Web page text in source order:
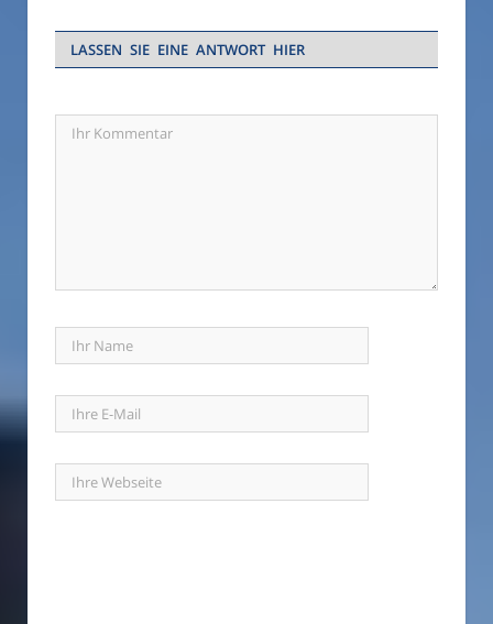
LASSEN SIE EINE ANTWORT HIER